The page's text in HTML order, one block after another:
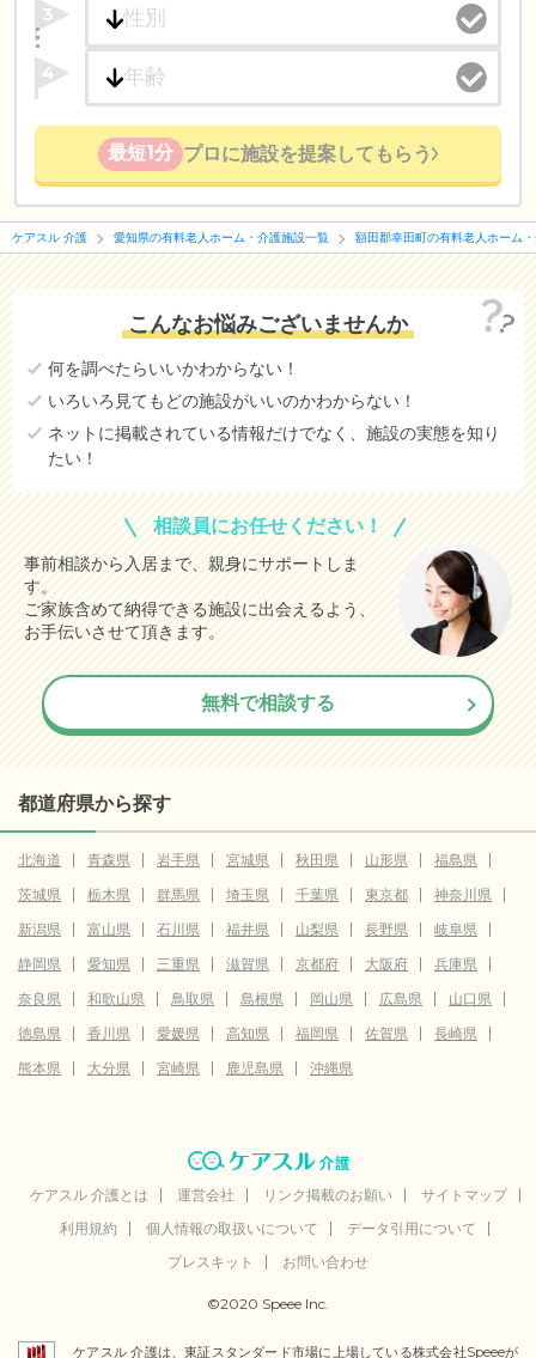
3
4
最短1分 プロに施設を提案してもらう
ケアスル 介護 愛知県の有料老人ホーム・介護施設一覧 額田郡幸田町の有料老人ホーム
こんなお悩みございませんか
何を調べたらいいかわからない！
いろいろ見てもどの施設がいいのかわからない！
ネットに掲載されている情報だけでなく、施設の実態を知り
たい！
相談員にお任せください！
事前相談から入居まで、親身にサポートしま
す。
ご家族含めて納得できる施設に出会えるよう、
お手伝いさせて頂きます。
無料で相談する
都道府県から探す
北海道 青森県 岩手県 宮城県 秋田県 山形県
福島県
茨城県
栃木県 群馬県 埼玉県 千葉県 東京都
神奈川県
新潟県
富山県 石川県 福井県 山梨県 長野県
岐阜県
静岡県
愛知県 三重県 滋賀県 京都府 大阪府
兵庫県
奈良県
和歌山県 鳥取県 島根県 岡山県 広島県
山口県
徳島県
香川県 愛媛県 高知県 福岡県 佐賀県
長崎県
熊本県
大分県 宮崎県 鹿児島県 沖縄県
ケアスル 介護とは 運営会社 リンク掲載のお願い
サイトマップ
利用規約
個人情報の取扱いについて
データ引用について
プレスキット
お問い合わせ
©2020 Speee Inc.
ケアスル 介護は、東証スタンダード市場に上場している株式会社Speeeが